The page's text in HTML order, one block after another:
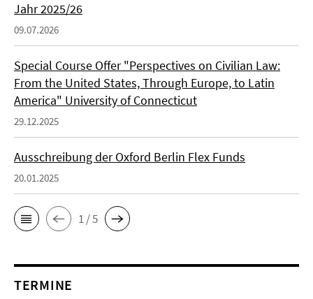
Jahr 2025/26
09.07.2026
Special Course Offer "Perspectives on Civilian Law:
From the United States, Through Europe, to Latin
America" University of Connecticut
29.12.2025
Ausschreibung der Oxford Berlin Flex Funds
20.01.2025
1 / 5
TERMINE